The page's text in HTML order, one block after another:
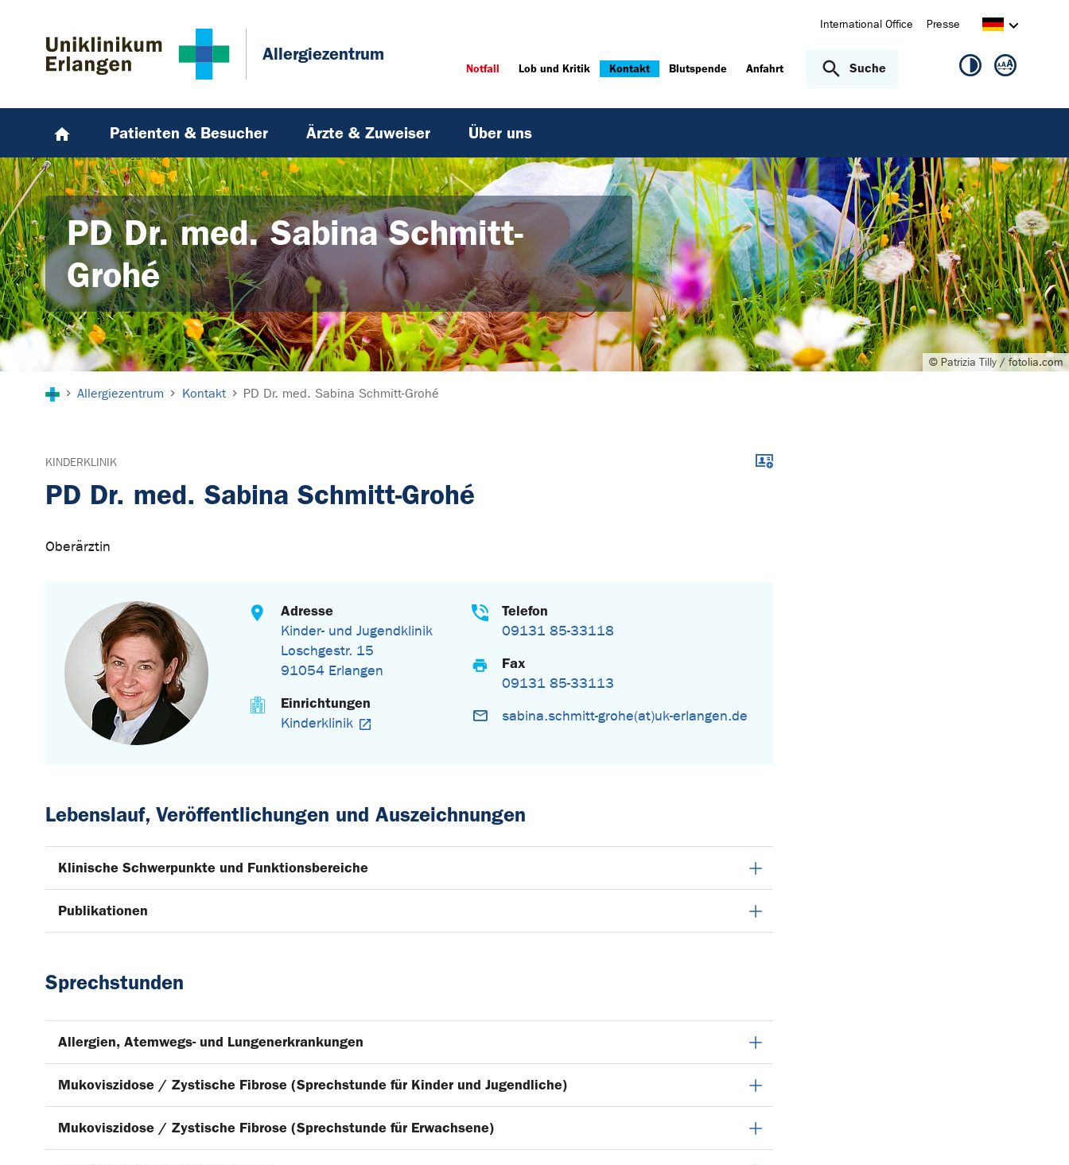
Allergiezentrum
International Office Presse
Notfall Lob und Kritik Kontakt Blutspende Anfahrt Suche
Patienten & Besucher Ärzte & Zuweiser Über uns
© Patrizia Tilly / fotolia.com
PD Dr. med. Sabina Schmitt-
Grohé
Allergiezentrum Kontakt PD Dr. med. Sabina Schmitt-Grohé
KINDERKLINIK
PD Dr. med. Sabina Schmitt-Grohé
Oberärztin
Download im .vcf-Format
Adresse
Kinder- und Jugendklinik
Loschgestr. 15
91054 Erlangen
Einrichtungen
Kinderklinik
Telefon
09131 85-33118
Fax
09131 85-33113
sabina.schmitt-grohe(at)uk-erlangen.de
Lebenslauf, Veröffentlichungen und Auszeichnungen
Klinische Schwerpunkte und Funktionsbereiche
Publikationen
Sprechstunden
Allergien, Atemwegs- und Lungenerkrankungen
Mukoviszidose / Zystische Fibrose (Sprechstunde für Kinder und Jugendliche)
Mukoviszidose / Zystische Fibrose (Sprechstunde für Erwachsene)